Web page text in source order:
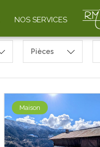
NOS SERVICES
Pièces
Maison